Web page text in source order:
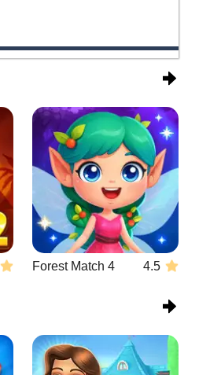
Forest Match 4 4.5